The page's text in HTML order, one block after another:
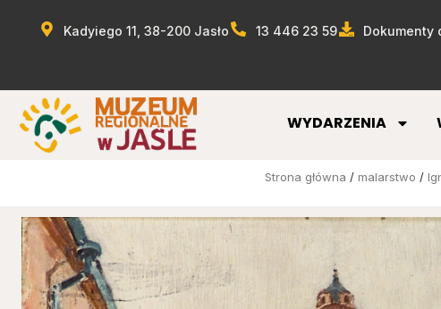
Kadyiego 11, 38-200 Jasło 13 446 23 59 Dokumenty
WYDARZENIA
Strona główna / malarstwo /